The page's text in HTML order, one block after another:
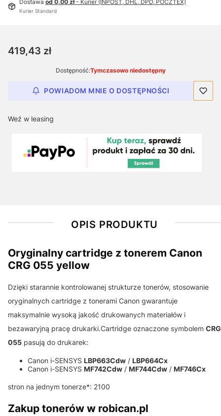
Dostawa od 0,00 zł- Kurier (INPOST, DHL, DPD, POCZTEX)
Kurier Standard
Cena
419,43 zł
Dostępność:Tymczasowo niedostępny
POWIADOM MNIE O DOSTĘPNOŚCI
Weź w leasing
OPIS PRODUKTU
Oryginalny cartridge z tonerem Canon
CRG 055 yellow
Dzięki starannie kontrolowanej strukturze tonerów, stosowanie
oryginalnych cartridge z tonerami Canon gwarantuje
maksymalnie wysoką jakość drukowanych materiałów i
bezawaryjną pracę drukarki.Cartridge oznaczone symbolem CRG
055 pasują do drukarek:
Canon i-SENSYS LBP663Cdw / LBP664Cx
Canon i-SENSYS MF742Cdw / MF744Cdw / MF746Cx
stron na jednym tonerze*: 2100
Zakup tonerów w robican.pl